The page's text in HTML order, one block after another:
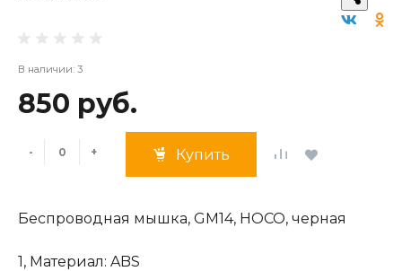
В наличии: 3
850 руб.
- + Купить
Беспроводная мышка, GM14, HOCO, черная
1, Материал: ABS